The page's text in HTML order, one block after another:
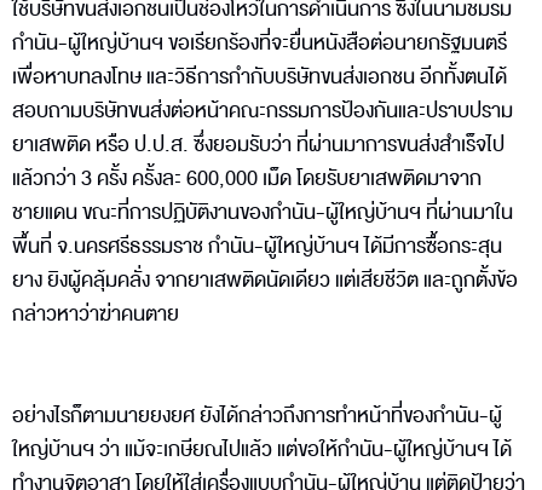
ใช้บริษัทขนส่งเอกชนเป็นช่องโหว่ในการดำเนินการ ซึ่งในนามชมรม
กำนัน-ผู้ใหญ่บ้านฯ ขอเรียกร้องที่จะยื่นหนังสือต่อนายกรัฐมนตรี
เพื่อหาบทลงโทษ และวิธีการกำกับบริษัทขนส่งเอกชน อีกทั้งตนได้
สอบถามบริษัทขนส่งต่อหน้าคณะกรรมการป้องกันและปราบปราม
ยาเสพติด หรือ ป.ป.ส. ซึ่งยอมรับว่า ที่ผ่านมาการขนส่งสำเร็จไป
แล้วกว่า 3 ครั้ง ครั้งละ 600,000 เม็ด โดยรับยาเสพติดมาจาก
ชายแดน ขณะที่การปฏิบัติงานของกำนัน-ผู้ใหญ่บ้านฯ ที่ผ่านมาใน
พื้นที่ จ.นครศรีธรรมราช กำนัน-ผู้ใหญ่บ้านฯ ได้มีการซื้อกระสุน
ยาง ยิงผู้คลุ้มคลั่ง จากยาเสพติดนัดเดียว แต่เสียชีวิต และถูกตั้งข้อ
กล่าวหาว่าฆ่าคนตาย
อย่างไรก็ตามนายยงยศ ยังได้กล่าวถึงการทำหน้าที่ของกำนัน-ผู้
ใหญ่บ้านฯ ว่า แม้จะเกษียณไปแล้ว แต่ขอให้กำนัน-ผู้ใหญ่บ้านฯ ได้
ทำงานจิตอาสา โดยให้ใส่เครื่องแบบกำนัน-ผู้ใหญ่บ้าน แต่ติดป้ายว่า